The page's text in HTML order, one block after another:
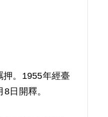
。1955年經臺
日開釋。